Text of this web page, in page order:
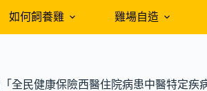
如何飼養雞 雞場自造
全民健康保險西醫住院病患中醫特定